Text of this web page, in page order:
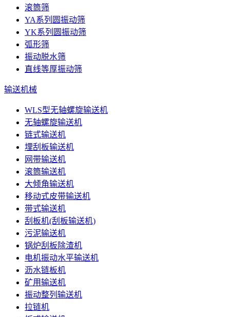
滚筒筛
YA系列圆振动筛
YK系列圆振动筛
弧形筛
振动脱水筛
直线等厚振动筛
输送机械
WLS型无轴螺旋输送机
无轴螺旋输送机
链式输送机
埋刮板输送机
网带输送机
滚筒输送机
大倾角输送机
移动式皮带输送机
带式输送机
刮板机(刮板输送机)
污泥输送机
锅炉刮板除渣机
电机振动水平输送机
沥水链板机
矿用输送机
振动整列输送机
拉链机